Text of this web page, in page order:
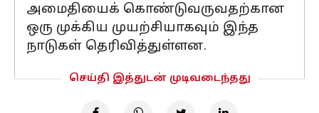
அமைதியைக் கொண்டுவருவதற்கான
ஒரு முக்கிய முயற்சியாகவும் இந்த
நாடுகள் தெரிவித்துள்ளன.
செய்தி இத்துடன் முடிவடைந்தது